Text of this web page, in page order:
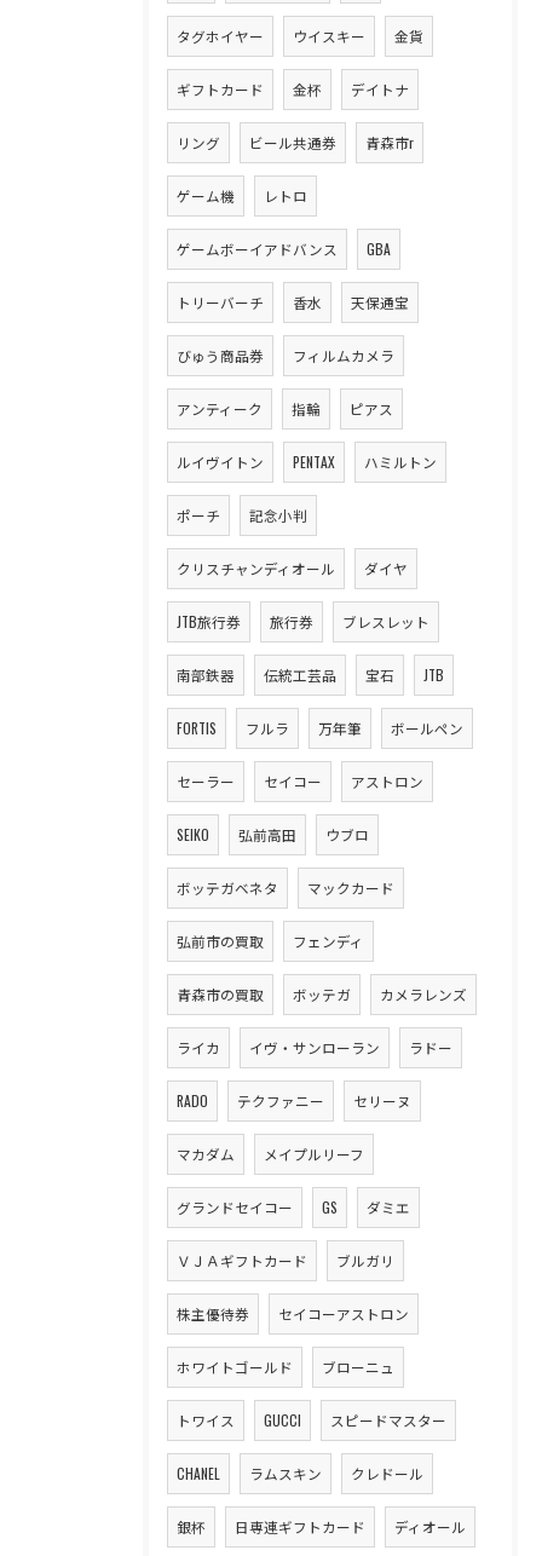
タグホイヤー ウイスキー 金貨
ギフトカード 金杯 デイトナ
リング ビール共通券 青森市r
ゲーム機 レトロ
ゲームボーイアドバンス GBA
トリーバーチ 香水 天保通宝
びゅう商品券 フィルムカメラ
アンティーク 指輪 ピアス
ルイヴイトン PENTAX ハミルトン
ポーチ 記念小判
クリスチャンディオール ダイヤ
JTB旅行券 旅行券 ブレスレット
南部鉄器 伝統工芸品 宝石 JTB
FORTIS フルラ 万年筆 ボールペン
セーラー セイコー アストロン
SEIKO 弘前高田 ウブロ
ボッテガベネタ マックカード
弘前市の買取 フェンディ
青森市の買取 ボッテガ カメラレンズ
ライカ イヴ・サンローラン ラドー
RADO テクファニー セリーヌ
マカダム メイプルリーフ
グランドセイコー GS ダミエ
ＶＪＡギフトカード ブルガリ
株主優待券 セイコーアストロン
ホワイトゴールド ブローニュ
トワイス GUCCI スピードマスター
CHANEL ラムスキン クレドール
銀杯 日専連ギフトカード ディオール